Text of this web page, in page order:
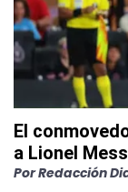
El
a Lionel
PorRedacción